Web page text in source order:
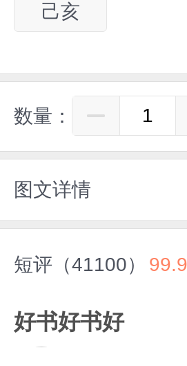
己亥
数量：
图文详情
短评（41100）
好书好书好